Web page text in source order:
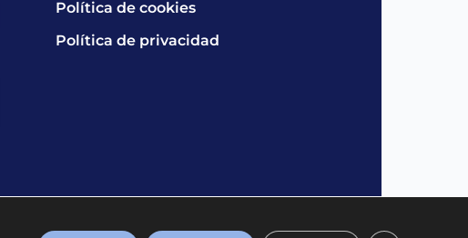
Política de cookies
Política de privacidad